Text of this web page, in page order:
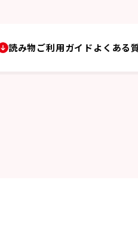
読み物ご利用ガイドよくある